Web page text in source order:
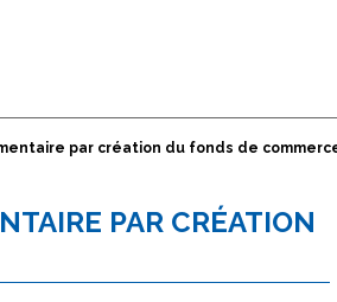
par création du fonds de
PAR CRÉATION